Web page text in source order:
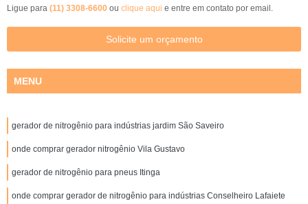
Ligue para (11) 3308-6600 ou clique aqui e entre em contato por email.
Solicite um orçamento
MENU
gerador de nitrogênio para indústrias jardim São Saveiro
onde comprar gerador nitrogênio Vila Gustavo
gerador de nitrogênio para pneus Itinga
onde comprar gerador de nitrogênio para indústrias Conselheiro Lafaiete